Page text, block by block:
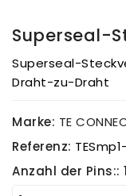
Superseal-
Superseal-
Draht-zu-Draht
Marke: TE
Referenz:
Anzahl der Pins:: 1